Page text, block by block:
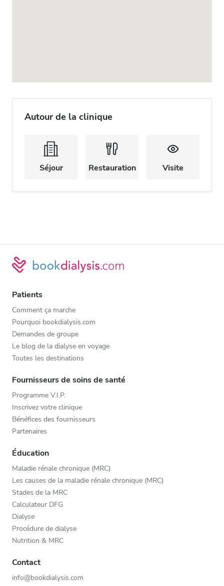
Autour de la clinique
Séjour Restauration Visite
Patients
Comment ça marche
Pourquoi bookdialysis.com
Demandes de groupe
Le blog de la dialyse en voyage
Toutes les destinations
Fournisseurs de soins de santé
Programme V.I.P.
Inscrivez votre clinique
Bénéfices des fournisseurs
Partenaires
Éducation
Maladie rénale chronique (MRC)
Les causes de la maladie rénale chronique (MRC)
Stades de la MRC
Calculateur DFG
Dialyse
Procédure de dialyse
Nutrition & MRC
Contact
info@bookdialysis.com